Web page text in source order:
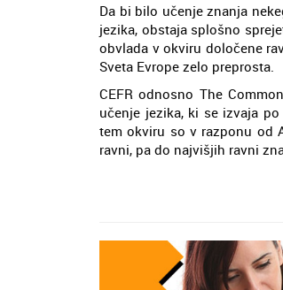
Da bi bilo učenje znanja
jezika, obstaja splošno
obvlada v okviru določene
Sveta Evrope zelo preprosta.
CEFR odnosno The
učenje jezika, ki se izvaja
tem okviru so v razponu od
ravni, pa do najvišjih ravni